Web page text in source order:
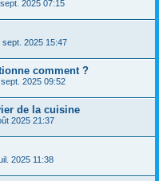
2025 07:15
sept. 2025 15:47
comment ?
2025 09:52
de la cuisine
2025 21:37
2025 11:38